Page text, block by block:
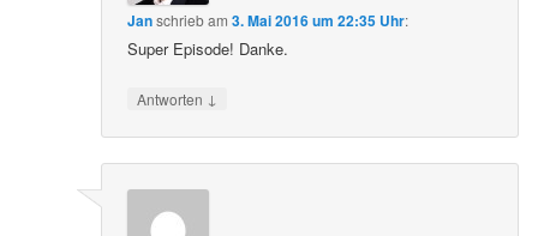
Janschriebam3. Mai 2016 um 22:35 Uhr:
Super Episode! Danke.
Antworten ↓